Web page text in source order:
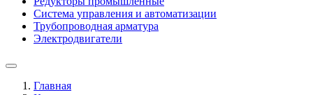
Система управления и автоматизации
Трубопроводная арматура
Электродвигатели
Главная